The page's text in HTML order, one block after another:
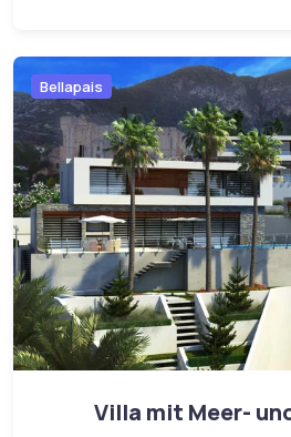
Bellapais
Villa mit Meer-